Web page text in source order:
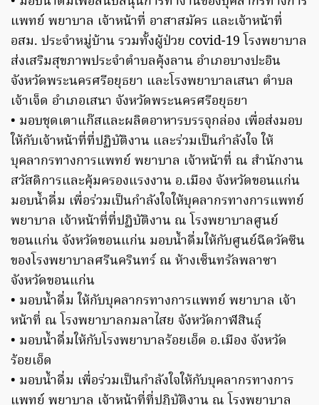
แพทย์ พยาบาล เจ้าหน้าที่ อาสาสมัคร และเจ้าหน้าที่
อสม. ประจำหมู่บ้าน รวมทั้งผู้ป่วย covid-19 โรงพยาบาล
ส่งเสริมสุขภาพประจำตำบลคุ้งลาน อำเภอบางปะอิน
จังหวัดพระนครศรีอยุธยา และโรงพยาบาลเสนา ตำบล
เจ้าเจ็ด อำเภอเสนา จังหวัดพระนครศรีอยุธยา
• มอบชุดเตาแก๊สและผลิตอาหารบรรจุกล่อง เพื่อส่งมอบ
ให้กับเจ้าหน้าที่ที่ปฏิบัติงาน และร่วมเป็นกำลังใจ ให้
บุคลากรทางการแพทย์ พยาบาล เจ้าหน้าที่ ณ สำนักงาน
สวัสดิการและคุ้มครองแรงงาน อ.เมือง จังหวัดขอนแก่น
มอบน้ำดื่ม เพื่อร่วมเป็นกำลังใจให้บุคลากรทางการแพทย์
พยาบาล เจ้าหน้าที่ที่ปฏิบัติงาน ณ โรงพยาบาลศูนย์
ขอนแก่น จังหวัดขอนแก่น มอบน้ำดื่มให้กับศูนย์ฉีดวัคซีน
ของโรงพยาบาลศรีนครินทร์ ณ ห้างเซ็นทรัลพลาซา
จังหวัดขอนแก่น
• มอบน้ำดื่ม ให้กับบุคลากรทางการแพทย์ พยาบาล เจ้า
หน้าที่ ณ โรงพยาบาลกมลาไสย จังหวัดกาฬสินธุ์
• มอบน้ำดื่มให้กับโรงพยาบาลร้อยเอ็ด อ.เมือง จังหวัด
ร้อยเอ็ด
• มอบน้ำดื่ม เพื่อร่วมเป็นกำลังใจให้กับบุคลากรทางการ
แพทย์ พยาบาล เจ้าหน้าที่ที่ปฏิบัติงาน ณ โรงพยาบาล